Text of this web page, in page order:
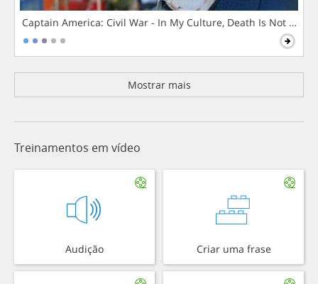
Captain America: Civil War - In My Culture, Death Is Not The
Mostrar mais
Treinamentos em vídeo
Audição Criar uma frase